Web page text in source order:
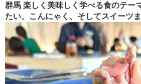
群馬 楽しく美味しく学べる食のテー
たい、こんにゃく、そしてスイーツま